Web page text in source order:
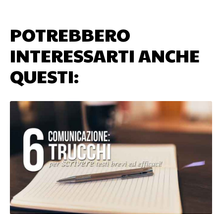
POTREBBERO
INTERESSARTI ANCHE
QUESTI: